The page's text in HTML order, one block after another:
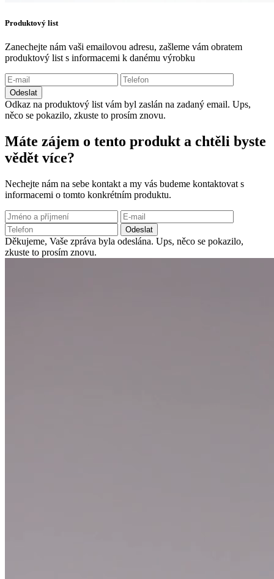
Produktový list
Zanechejte nám vaši emailovou adresu, zašleme vám obratem
produktový list s informacemi k danému výrobku
Odeslat
Odkaz na produktový list vám byl zaslán na zadaný email. Ups,
něco se pokazilo, zkuste to prosím znovu.
Máte zájem o tento produkt a chtěli byste
vědět více?
Nechejte nám na sebe kontakt a my vás budeme kontaktovat s
informacemi o tomto konkrétním produktu.
Odeslat
Děkujeme, Vaše zpráva byla odeslána. Ups, něco se pokazilo,
zkuste to prosím znovu.